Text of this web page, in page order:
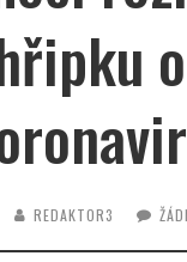
REDAKTOR3